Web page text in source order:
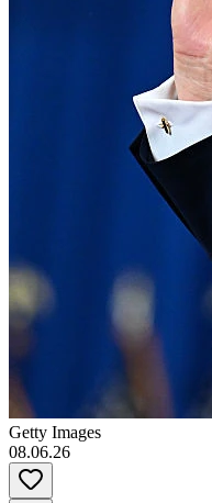
Getty Images
08.06.26